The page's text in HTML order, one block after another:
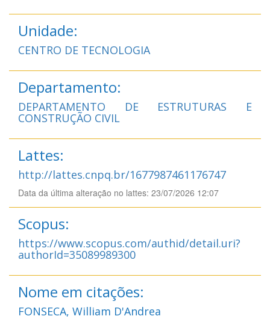
Unidade:
CENTRO DE TECNOLOGIA
Departamento:
DEPARTAMENTO DE ESTRUTURAS E
CONSTRUÇÃO CIVIL
Lattes:
http://lattes.cnpq.br/1677987461176747
Data da última alteração no lattes: 23/07/2026 12:07
Scopus:
https://www.scopus.com/authid/detail.uri?
authorId=35089989300
Nome em citações:
FONSECA, William D'Andrea